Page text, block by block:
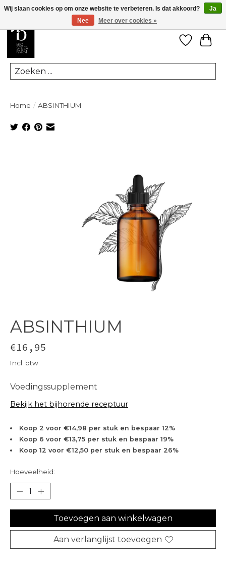
Zoeken
Home / ABSINTHIUM
ABSINTHIUM
€16,95
Incl. btw
Voedingssupplement
Bekijk het bijhorende receptuur
Koop 2 voor €14,98 per stuk en bespaar 12%
Koop 6 voor €13,75 per stuk en bespaar 19%
Koop 12 voor €12,50 per stuk en bespaar 26%
Hoeveelheid:
Toevoegen aan winkelwagen
Aan verlanglijst toevoegen
Wij slaan cookies op om onze website te verbeteren. Is dat akkoord?
Ja
Nee
Meer over cookies »